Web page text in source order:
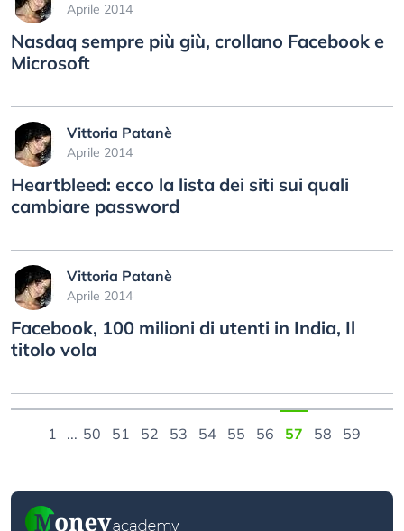
Aprile 2014
Nasdaq sempre più giù, crollano Facebook e
Microsoft
Vittoria Patanè
Aprile 2014
Heartbleed: ecco la lista dei siti sui quali
cambiare password
Vittoria Patanè
Aprile 2014
Facebook, 100 milioni di utenti in India, Il
titolo vola
1 ... 50 51 52 53 54 55 56 57 58 59